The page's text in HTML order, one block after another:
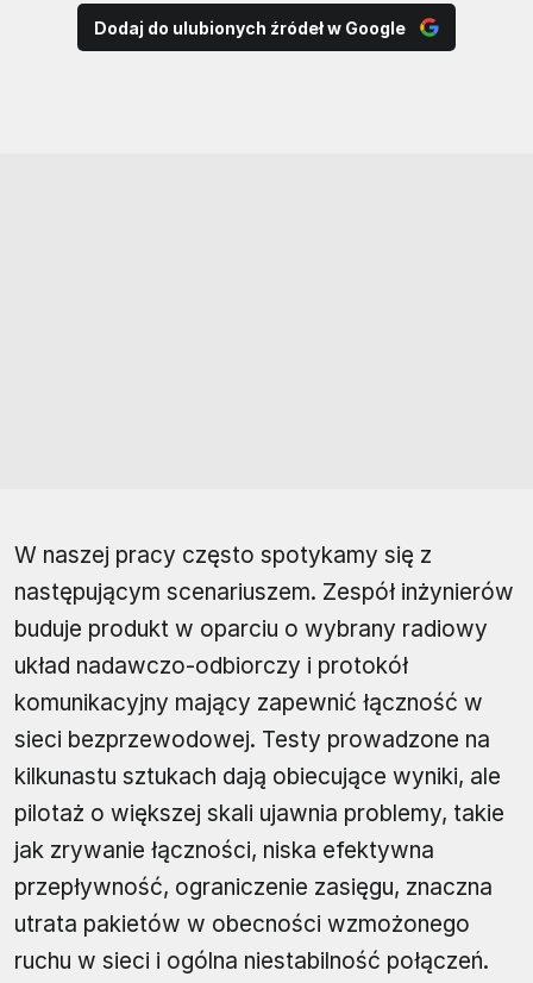
Dodaj do ulubionych źródeł w Google
W naszej pracy często spotykamy się z
następującym scenariuszem. Zespół inżynierów
buduje produkt w oparciu o wybrany radiowy
układ nadawczo-odbiorczy i protokół
komunikacyjny mający zapewnić łączność w
sieci bezprzewodowej. Testy prowadzone na
kilkunastu sztukach dają obiecujące wyniki, ale
pilotaż o większej skali ujawnia problemy, takie
jak zrywanie łączności, niska efektywna
przepływność, ograniczenie zasięgu, znaczna
utrata pakietów w obecności wzmożonego
ruchu w sieci i ogólna niestabilność połączeń.